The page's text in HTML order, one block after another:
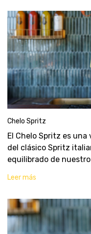
Chelo Spritz
El Chelo Spritz es
del clásico Spritz
equilibrado de
cordial. Es el cóctel
Leer más